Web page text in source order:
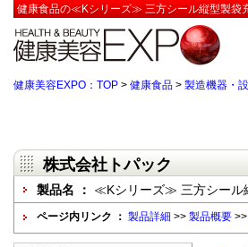
健康食品の≪Kシリーズ≫ 三方シール縦型製袋
健康美容EXPO：TOP > 健康食品 > 製造機器・
株式会社トパック
製品名 ： ≪Kシリーズ≫ 三方シール
ページ内リンク ： 製品詳細 >> 製品概要 >>